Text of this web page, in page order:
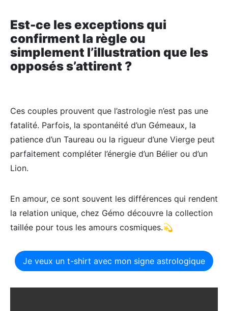
Est-ce les exceptions qui
confirment la règle ou
simplement l’illustration que les
opposés s’attirent ?
Ces couples prouvent que l’astrologie n’est pas une
fatalité. Parfois, la spontanéité d’un Gémeaux, la
patience d’un Taureau ou la rigueur d’une Vierge peut
parfaitement compléter l’énergie d’un Bélier ou d’un
Lion.
En amour, ce sont souvent les différences qui rendent
la relation unique, chez Gémo découvre la collection
taillée pour tous les amours cosmiques.💫
Je veux un t-shirt avec mon signe astrologique